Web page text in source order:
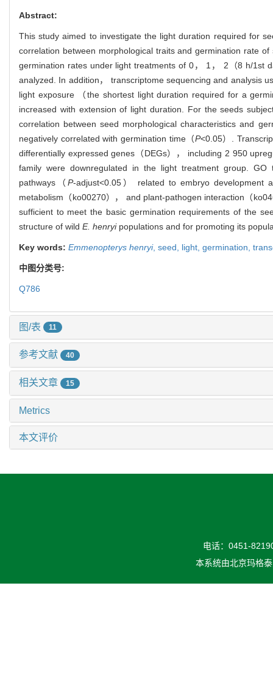
Abstract:
This study aimed to investigate the light duration required for
correlation between morphological traits and germination rate
germination rates under light treatments of 0， 1， 2（8 h/1st
analyzed. In addition， transcriptome sequencing and analysis
light exposure （the shortest light duration required for a
increased with extension of light duration. For the seeds
correlation between seed morphological characteristics and
negatively correlated with germination time（P<0.05）.
differentially expressed genes（DEGs）， including 2 950
family were downregulated in the light treatment group.
pathways（ P-adjust<0.05） related to embryo development
metabolism（ko00270）， and plant-pathogen interaction（
sufficient to meet the basic germination requirements of the
structure of wild E. henryipopulations and for promoting its
Key words: Emmenopterys henryi, seed, light, germination,
中图分类号:
Q786
图/表 11
参考文献 40
相关文章 15
Metrics
本文评价
电话：0451-
本系统由北京玛格